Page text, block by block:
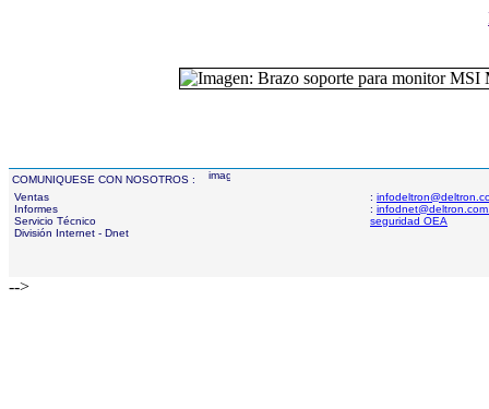
COMUNIQUESE CON NOSOTROS :
Ventas
Informes
Servicio Técnico
División Internet - Dnet
:
:
seguridad OEA
-->